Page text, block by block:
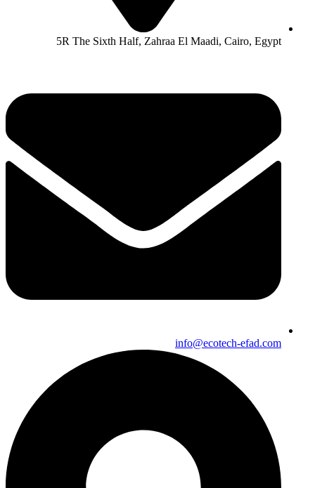
5R The Sixth Half, Zahraa El Maadi, Cairo, Egypt
info@ecotech-efad.com